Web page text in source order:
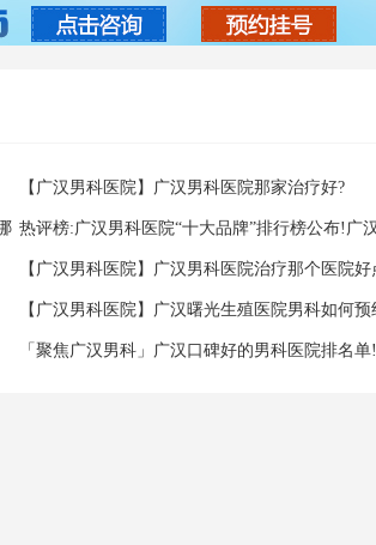
【广汉男科医院】广汉男科医院那家治疗好?
热评榜:广汉男科医院“十大品牌”排行榜公布!广
范行医正规收费)
【广汉男科医院】广汉男科医院治疗那个医院好
【广汉男科医院】广汉曙光生殖医院男科如何预
「聚焦广汉男科」广汉口碑好的男科医院排名